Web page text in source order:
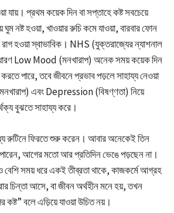
যায়। প্রথম কয়েক দিন বা সপ্তাহে কষ্ট সবচেয়ে
নষ্ট হওয়া, খাওয়ার রুচি কমে যাওয়া, বারবার ফোন
রাগ হওয়া স্বাভাবিক। NHS (যুক্তরাজ্যের ন্যাশনাল
Low Mood (মনখারাপ) অনেক সময় কয়েক দিন
পারে, তবে জীবনে প্রভাব পড়লে সাহায্য নেওয়া
এবং Depression (বিষণ্ণতা) নিয়ে
বুঝতে সাহায্য করে।
রুটিনে ফিরতে শুরু করেন। আবার অনেকেই তিন
আগের মতো আর প্রতিদিন ভেঙে পড়ছেন না।
বেশি সময় ধরে একই তীব্রতা থাকে, কাজকর্মে আগ্রহ
চিন্তা আসে, বা জীবন অর্থহীন মনে হয়, তখন
কষ্ট” বলে এড়িয়ে যাওয়া উচিত নয়।